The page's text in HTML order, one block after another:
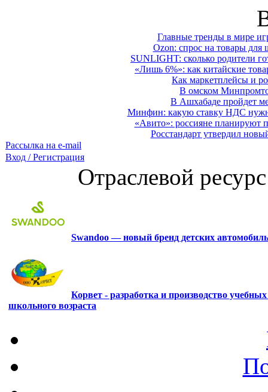
Главные тренды в мире
Ozon: спрос на товары для
SUNLIGHT: сколько родители
«Лишь 6%»: как китайские
Как маркетплейсы и
В омском
В Ашхабаде пройдет
Минфин: какую ставку НДС
«Авито»: россияне планируют
Росстандарт утвердил
Рассылка на e-mail
Вход / Регистрация
Отраслевой
Swandoo — новый бренд детских
Корвет - разработка и производство
школьного возраста